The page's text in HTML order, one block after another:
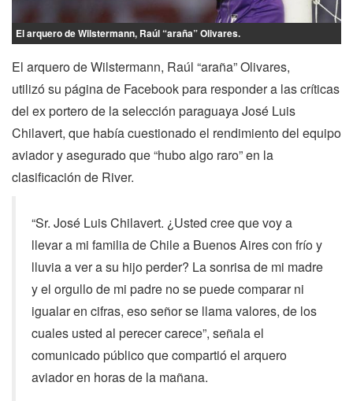
El arquero de Wilstermann, Raúl “araña” Olivares.
El arquero de Wilstermann, Raúl “araña” Olivares,
utilizó su página de Facebook para responder a las críticas
del ex portero de la selección paraguaya José Luis
Chilavert, que había cuestionado el rendimiento del equipo
aviador y asegurado que “hubo algo raro” en la
clasificación de River.
“Sr. José Luis Chilavert. ¿Usted cree que voy a
llevar a mi familia de Chile a Buenos Aires con frío y
lluvia a ver a su hijo perder? La sonrisa de mi madre
y el orgullo de mi padre no se puede comparar ni
igualar en cifras, eso señor se llama valores, de los
cuales usted al perecer carece”, señala el
comunicado público que compartió el arquero
aviador en horas de la mañana.